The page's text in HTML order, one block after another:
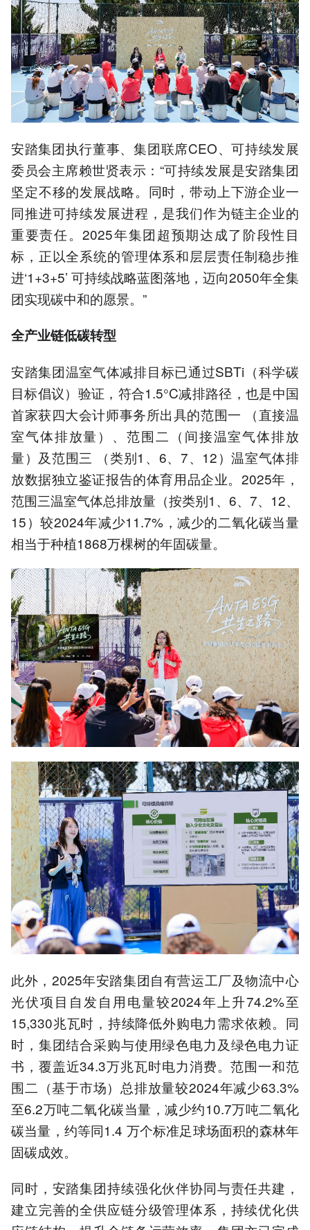
安踏集团执行董事、集团联席CEO、可持续发展
委员会主席赖世贤表示：“可持续发展是安踏集团
坚定不移的发展战略。同时，带动上下游企业一
同推进可持续发展进程，是我们作为链主企业的
重要责任。2025年集团超预期达成了阶段性目
标，正以全系统的管理体系和层层责任制稳步推
进‘1+3+5’ 可持续战略蓝图落地，迈向2050年全集
团实现碳中和的愿景。”
全产业链低碳转型
安踏集团温室气体减排目标已通过SBTi（科学碳
目标倡议）验证，符合1.5°C减排路径，也是中国
首家获四大会计师事务所出具的范围一 （直接温
室气体排放量）、范围二（间接温室气体排放
量）及范围三 （类别1、6、7、12）温室气体排
放数据独立鉴证报告的体育用品企业。2025年，
范围三温室气体总排放量（按类别1、6、7、12、
15）较2024年减少11.7%，减少的二氧化碳当量
相当于种植1868万棵树的年固碳量。
此外，2025年安踏集团自有营运工厂及物流中心
光伏项目自发自用电量较2024年上升74.2%至
15,330兆瓦时，持续降低外购电力需求依赖。同
时，集团结合采购与使用绿色电力及绿色电力证
书，覆盖近34.3万兆瓦时电力消费。范围一和范
围二（基于市场）总排放量较2024年减少63.3%
至6.2万吨二氧化碳当量，减少约10.7万吨二氧化
碳当量，约等同1.4 万个标准足球场面积的森林年
固碳成效。
同时，安踏集团持续强化伙伴协同与责任共建，
建立完善的全供应链分级管理体系，持续优化供